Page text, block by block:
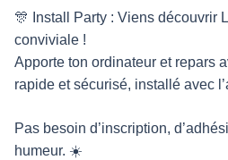
🎊 Install Party : Viens découvrir
conviviale !
Apporte ton ordinateur et repars
rapide et sécurisé, installé avec
Pas besoin d’inscription,
humeur. ☀️